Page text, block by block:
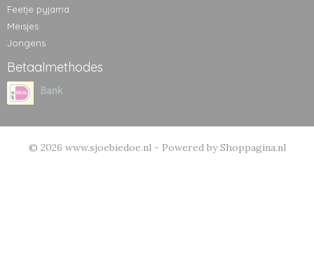
Feetje pyjama
Meisjes
Jongens
Betaalmethodes
© 2026 www.sjoebiedoe.nl - Powered by Shoppagina.nl